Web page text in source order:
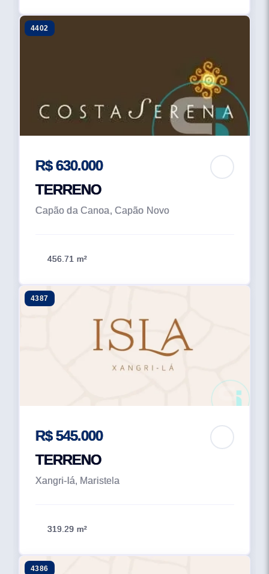
4402
R$ 630.000
TERRENO
Capão da Canoa, Capão Novo
456.71 m²
4387
R$ 545.000
TERRENO
Xangri-lá, Maristela
319.29 m²
4386